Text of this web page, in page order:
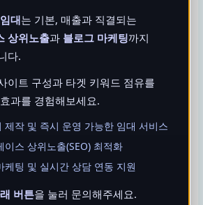
대는 기본, 매출과 직결되는
상위노출과 블로그 마케팅까지
다.
이트 구성과 타겟 키워드 점유를
과를 경험해보세요.
제작 및 즉시 운영 가능한 임대 서비스
이스 상위노출(SEO) 최적화
케팅 및 실시간 상담 연동 지원
버튼을 눌러 문의해주세요.
대한의 보호, 남양주개인회생으
음
16:17
한의 변제 만 이행하도록 하고,